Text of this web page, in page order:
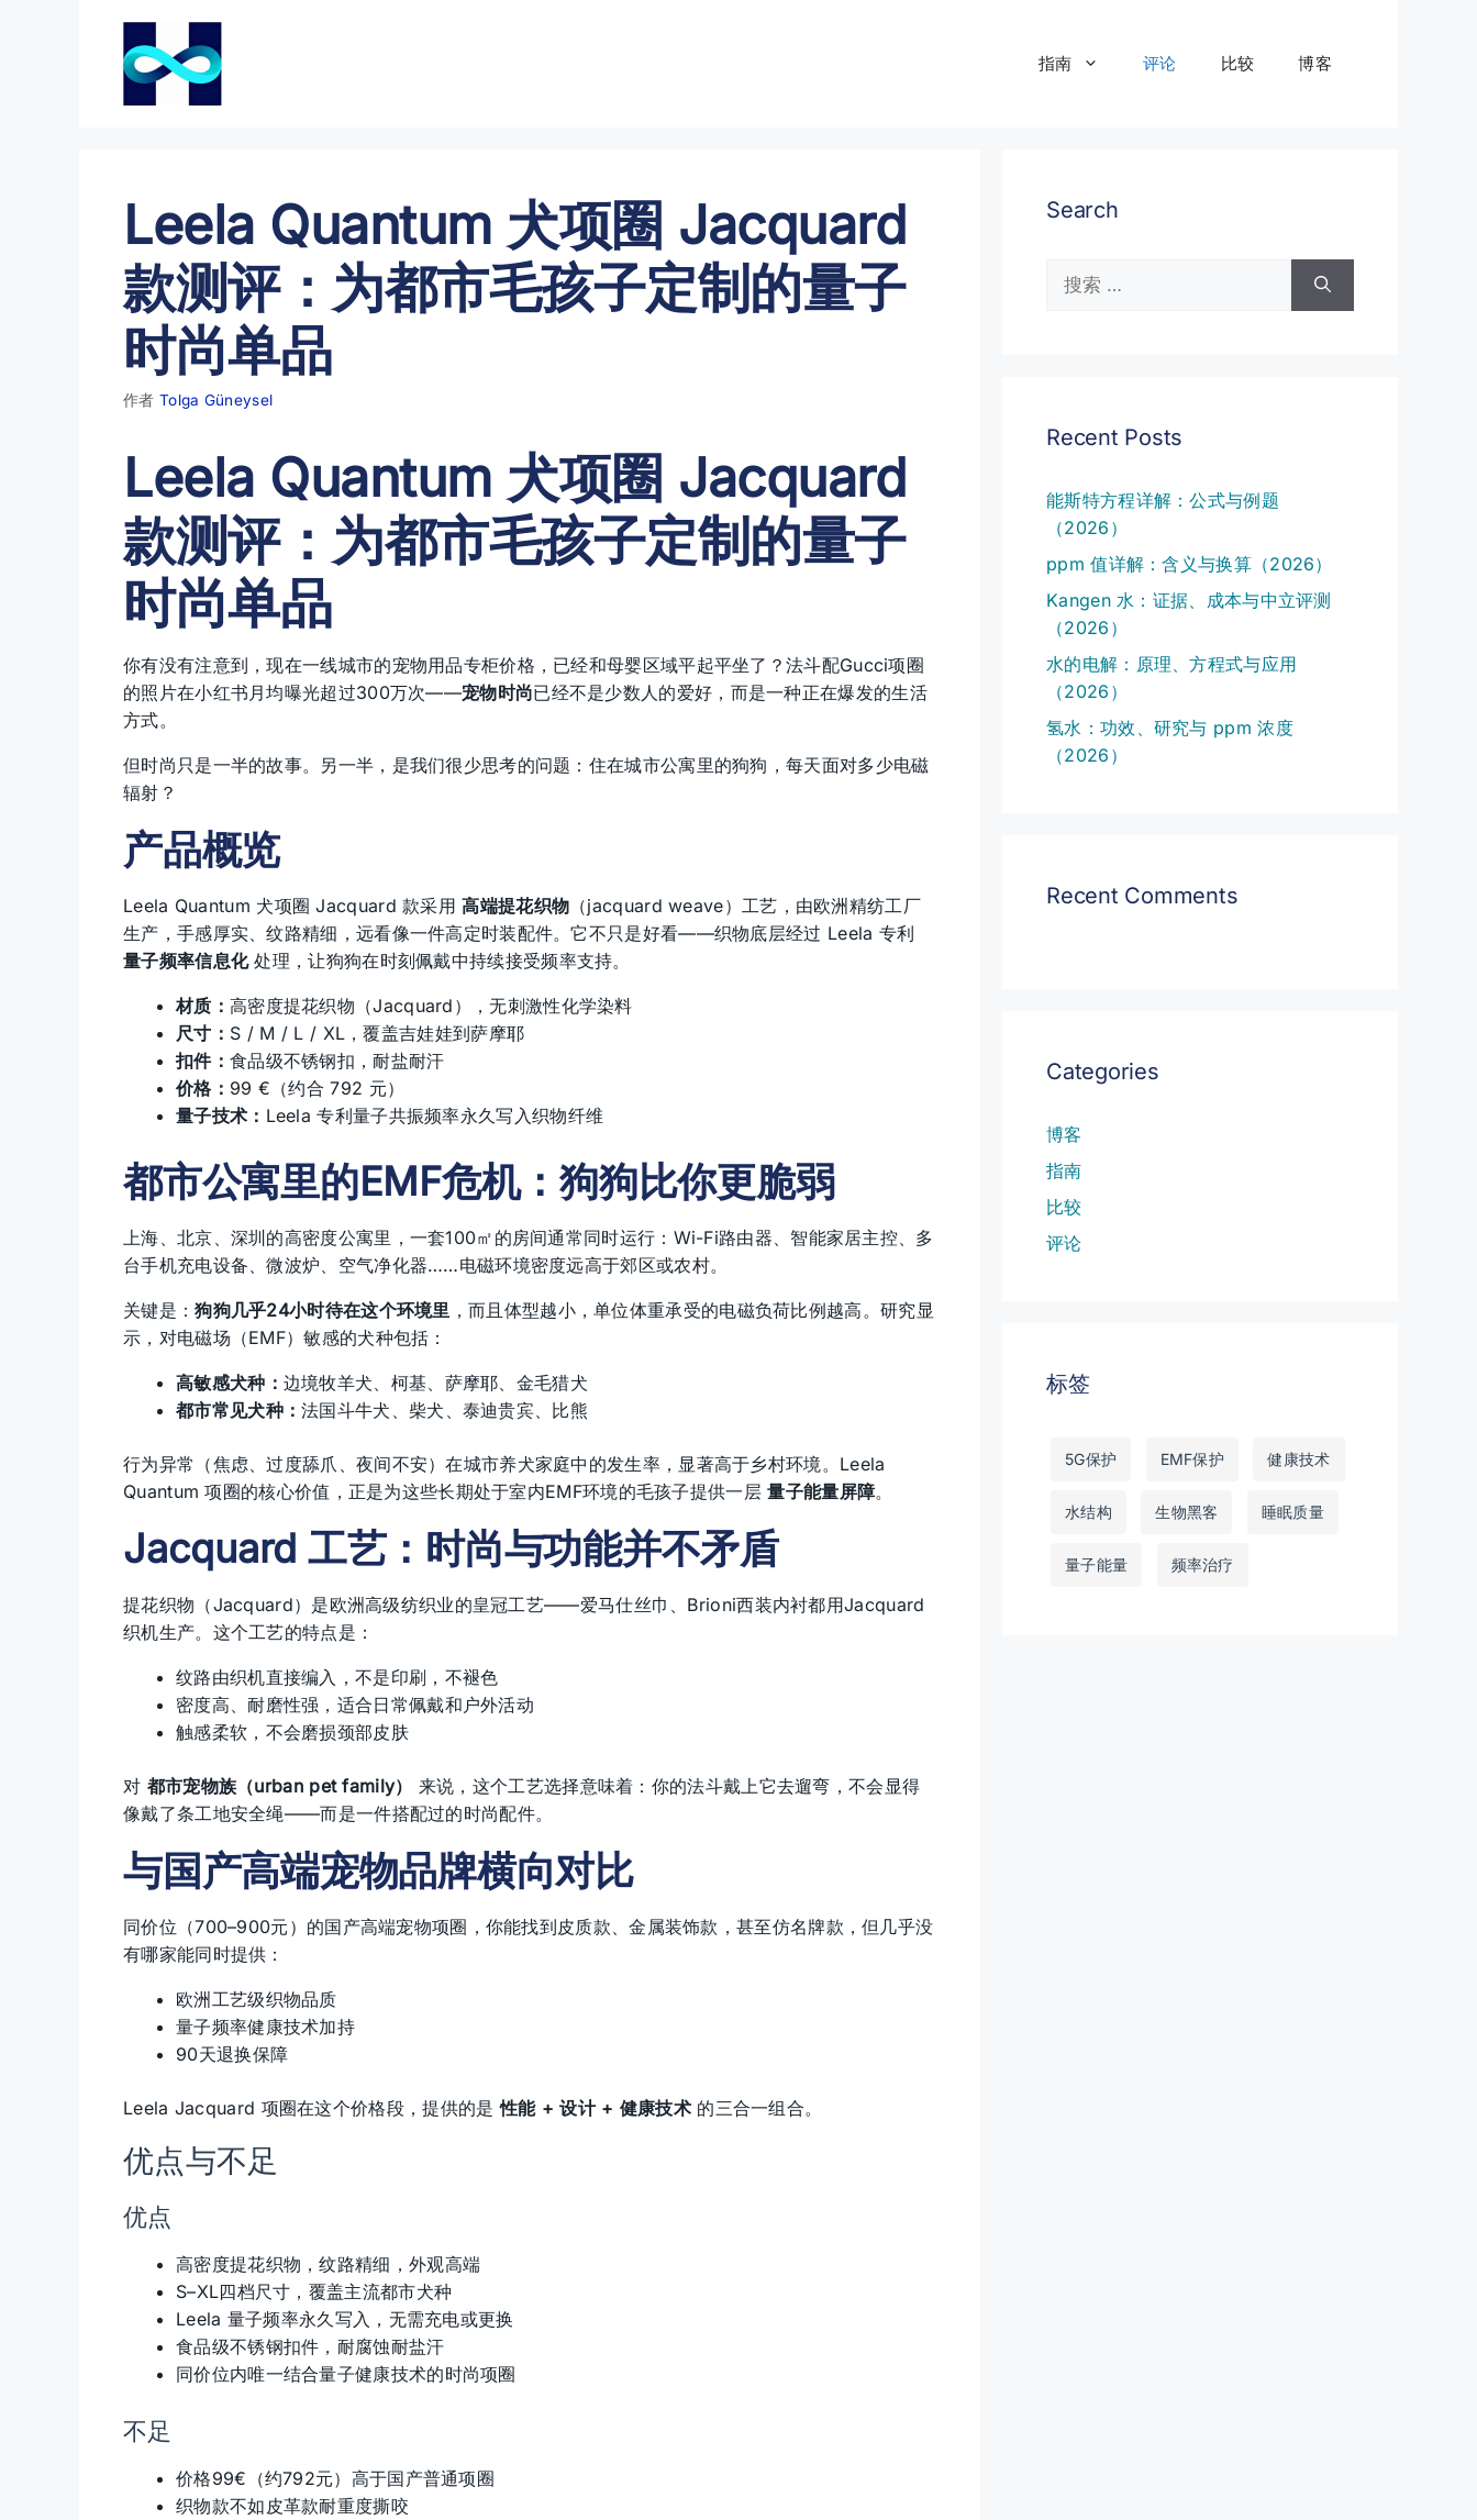
指南 评论 比较 博客
Leela Quantum 犬项圈 Jacquard
款测评：为都市毛孩子定制的量子
时尚单品
作者 Tolga Güneysel
Leela Quantum 犬项圈 Jacquard
款测评：为都市毛孩子定制的量子
时尚单品
你有没有注意到，现在一线城市的宠物用品专柜价格，已经和母婴区域平起平坐了？法斗配Gucci项圈
的照片在小红书月均曝光超过300万次——宠物时尚已经不是少数人的爱好，而是一种正在爆发的生活
方式。
但时尚只是一半的故事。另一半，是我们很少思考的问题：住在城市公寓里的狗狗，每天面对多少电磁
辐射？
产品概览
Leela Quantum 犬项圈 Jacquard 款采用高端提花织物 （jacquard weave）工艺，由欧洲精纺工厂
生产，手感厚实、纹路精细，远看像一件高定时装配件。它不只是好看——织物底层经过 Leela 专利
量子频率信息化处理，让狗狗在时刻佩戴中持续接受频率支持。
材质： 高密度提花织物（Jacquard），无刺激性化学染料
尺寸： S / M / L / XL，覆盖吉娃娃到萨摩耶
扣件： 食品级不锈钢扣，耐盐耐汗
价格： 99 €（约合 792 元）
量子技术： Leela 专利量子共振频率永久写入织物纤维
都市公寓里的EMF危机：狗狗比你更脆弱
上海、北京、深圳的高密度公寓里，一套100㎡的房间通常同时运行：Wi-Fi路由器、智能家居主控、多
台手机充电设备、微波炉、空气净化器……电磁环境密度远高于郊区或农村。
关键是：狗狗几乎24小时待在这个环境里 ，而且体型越小，单位体重承受的电磁负荷比例越高。研究显
示，对电磁场（EMF）敏感的犬种包括：
高敏感犬种： 边境牧羊犬、柯基、萨摩耶、金毛猎犬
都市常见犬种：法国斗牛犬、柴犬、泰迪贵宾、比熊
行为异常（焦虑、过度舔爪、夜间不安）在城市养犬家庭中的发生率，显著高于乡村环境。Leela
Quantum 项圈的核心价值，正是为这些长期处于室内EMF环境的毛孩子提供一层量子能量屏障。
Jacquard 工艺：时尚与功能并不矛盾
提花织物（Jacquard）是欧洲高级纺织业的皇冠工艺——爱马仕丝巾、Brioni西装内衬都用Jacquard
织机生产。这个工艺的特点是：
纹路由织机直接编入，不是印刷，不褪色
密度高、耐磨性强，适合日常佩戴和户外活动
触感柔软，不会磨损颈部皮肤
对 都市宠物族（urban pet family）
来说，这个工艺选择意味着：你的法斗戴上它去遛弯，不会显得
像戴了条工地安全绳——而是一件搭配过的时尚配件。
与国产高端宠物品牌横向对比
同价位（700–900元）的国产高端宠物项圈，你能找到皮质款、金属装饰款，甚至仿名牌款，但几乎没
有哪家能同时提供：
欧洲工艺级织物品质
量子频率健康技术加持
90天退换保障
Leela Jacquard 项圈在这个价格段，提供的是性能 + 设计 + 健康技术的三合一组合。
优点与不足
优点
高密度提花织物，纹路精细，外观高端
S–XL四档尺寸，覆盖主流都市犬种
Leela 量子频率永久写入，无需充电或更换
食品级不锈钢扣件，耐腐蚀耐盐汗
同价位内唯一结合量子健康技术的时尚项圈
不足
价格99€（约792元）高于国产普通项圈
织物款不如皮革款耐重度撕咬
Search
索：
Recent Posts
能斯特方程详解：公式与例题
（2026）
ppm 值详解：含义与换算（2026）
Kangen 水：证据、成本与中立评测
（2026）
水的电解：原理、方程式与应用
（2026）
氢水：功效、研究与 ppm 浓度
（2026）
Recent Comments
Categories
博客
指南
比较
评论
标签
5G保护 EMF保护 健康技术
水结构 生物黑客 睡眠质量
量子能量 频率治疗